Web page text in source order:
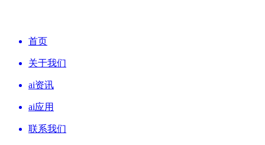
首页
关于我们
ai资讯
ai应用
联系我们